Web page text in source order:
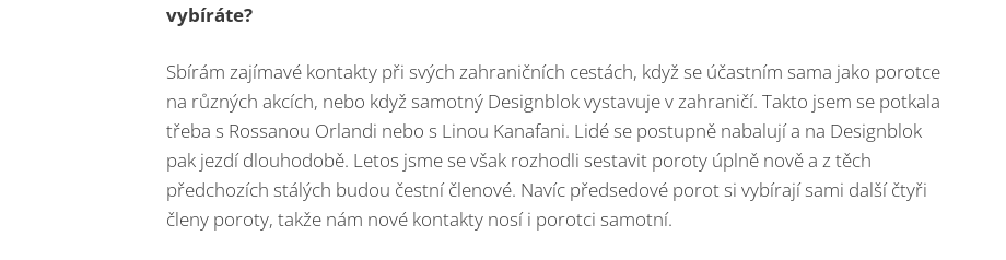
vybíráte?
Sbírám zajímavé kontakty při svých zahraničních cestách, když se účastním sama jako porotce
na různých akcích, nebo když samotný Designblok vystavuje v zahraničí. Takto jsem se potkala
třeba s Rossanou Orlandi nebo s Linou Kanafani. Lidé se postupně nabalují a na Designblok
pak jezdí dlouhodobě. Letos jsme se však rozhodli sestavit poroty úplně nově a z těch
předchozích stálých budou čestní členové. Navíc předsedové porot si vybírají sami další čtyři
členy poroty, takže nám nové kontakty nosí i porotci samotní.